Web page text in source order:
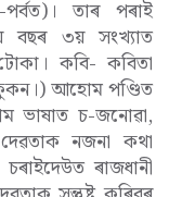
তাৰ পৰাই
বছৰ ৩য় সংখ্যাত
কবি- কবিতা
ফুকন।) আহোম পণ্ডিত
ভাষাত চ-জনোৱা,
নজনা কথা
ৰাজধানী